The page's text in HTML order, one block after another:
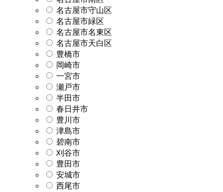
名古屋市守山区
名古屋市緑区
名古屋市名東区
名古屋市天白区
豊橋市
岡崎市
一宮市
瀬戸市
半田市
春日井市
豊川市
津島市
碧南市
刈谷市
豊田市
安城市
西尾市